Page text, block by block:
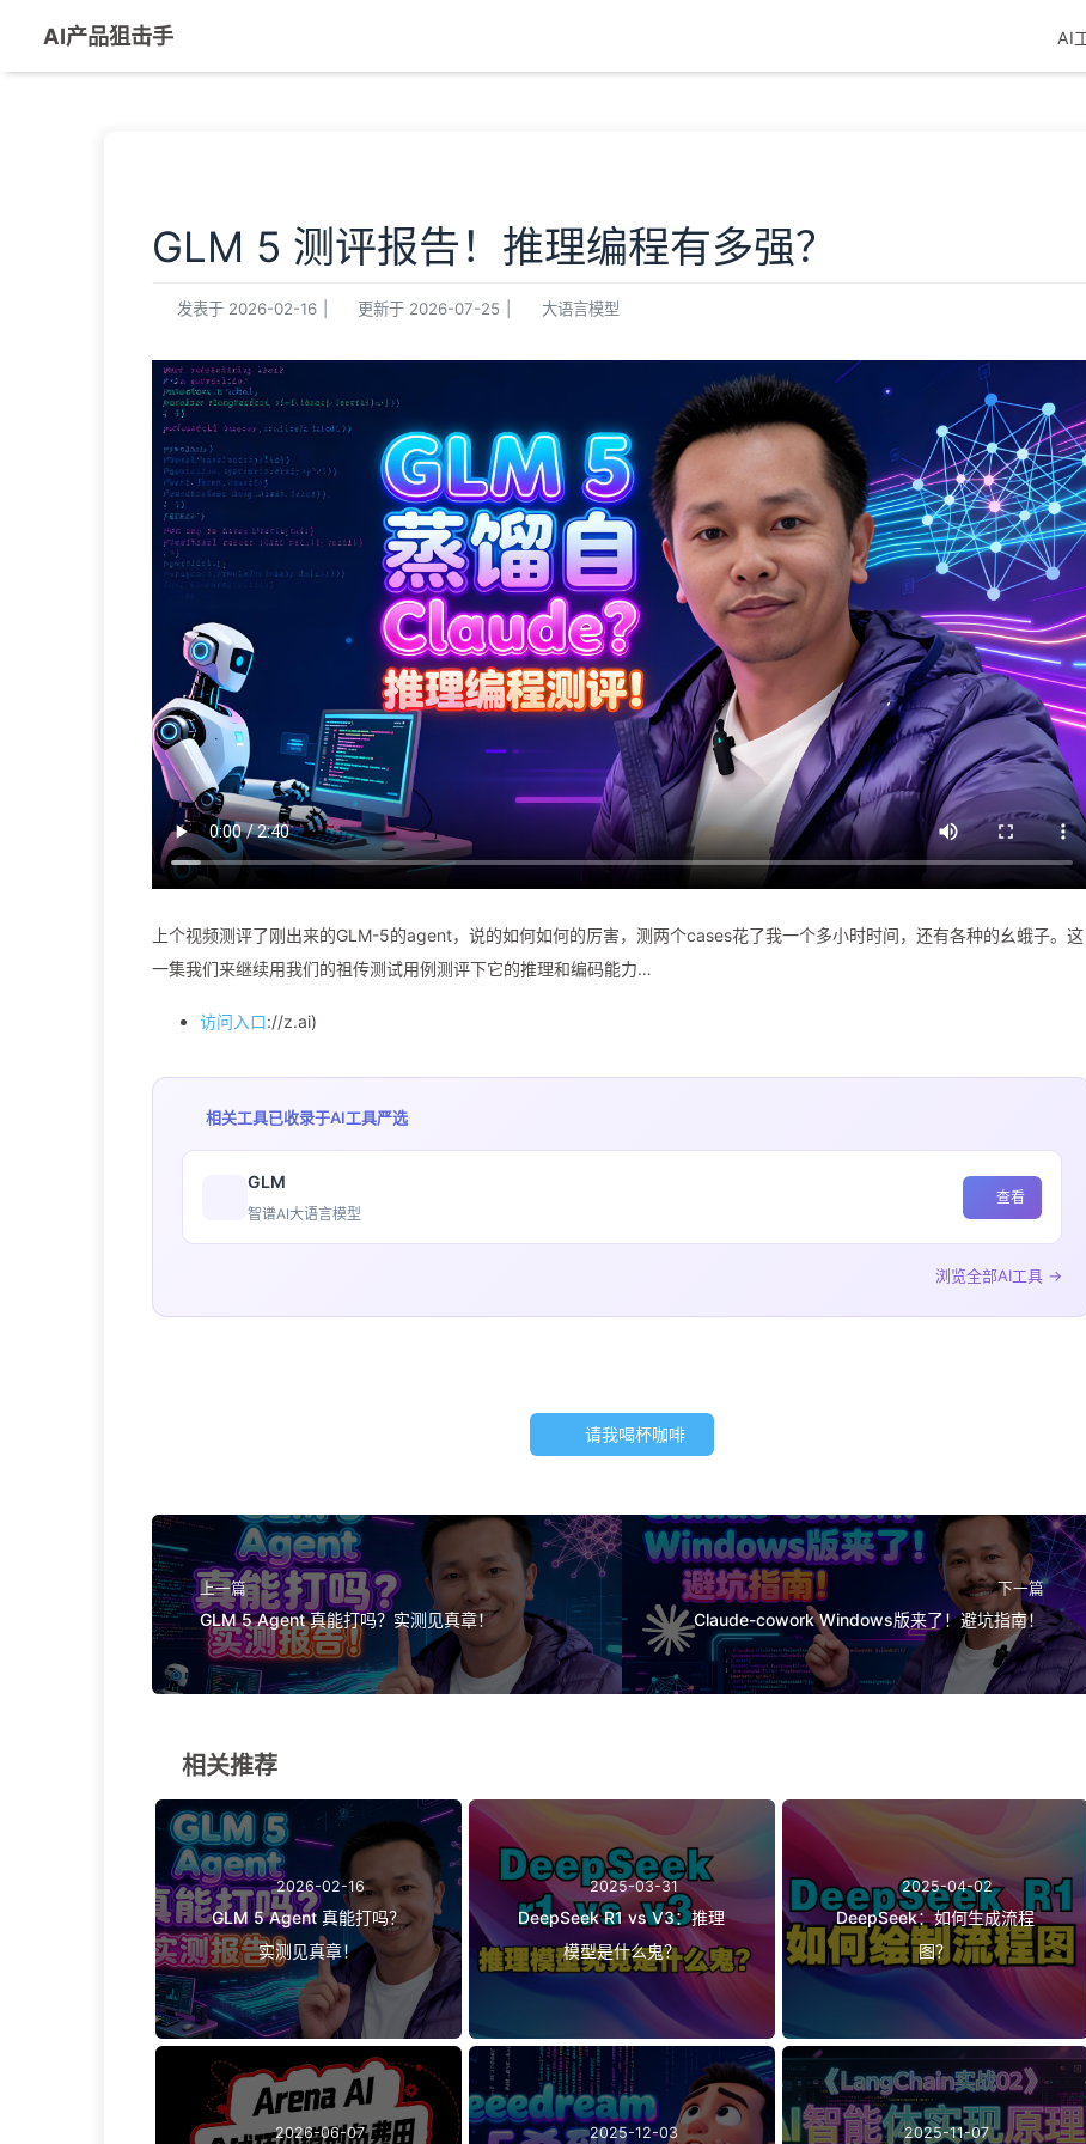
AI产品狙击手 AI
GLM 5 测评报告！推理编程有多强？
发表于 2026-02-16 更新于 2026-07-25 大语言模型
上个视频测评了刚出来的GLM-5的agent，说的如何如何的厉害，测两个cases花了我一个多小时时间，还有各种的幺蛾子。这
一集我们来继续用我们的祖传测试用例测评下它的推理和编码能力…
访问入口://z.ai)
相关工具已收录于AI工具严选
GLM
智谱AI大语言模型
查看
浏览全部AI工具 →
请我喝杯咖啡
上一篇
GLM 5 Agent 真能打吗？实测见真章！
下一篇
Claude-cowork Windows版来了！避坑指南！
相关推荐
2026-02-16
GLM 5 Agent 真能打吗？
实测见真章！
2025-03-31
DeepSeek R1 vs V3：推理
模型是什么鬼？
2025-04-02
DeepSeek：如何生成流程
图？
2026-06-07 2025-12-03 2025-11-07